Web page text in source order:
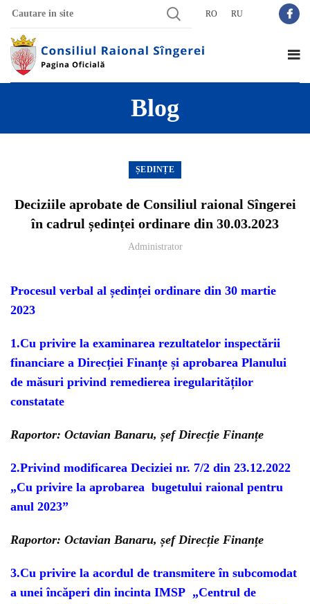
RO RU
Blog
ȘEDINȚE
Deciziile aprobate de Consiliul raional Sîngerei
în cadrul ședinței ordinare din 30.03.2023
Administrator
Procesul verbal al ședinței ordinare din 30 martie
2023
1.Cu privire la examinarea rezultatelor inspectării
financiare a Direcției Finanțe și aprobarea Planului
de măsuri privind remedierea iregularităților
constatate
Raportor: Octavian Banaru, șef Direcție Finanțe
2.Privind modificarea Deciziei nr. 7/2 din 23.12.2022
„Cu privire la aprobarea bugetului raional pentru
anul 2023”
Raportor: Octavian Banaru, șef Direcție Finanțe
3.Cu privire la acordul de transmitere în subcomodat
a unei încăperi din incinta IMSP „Centrul de